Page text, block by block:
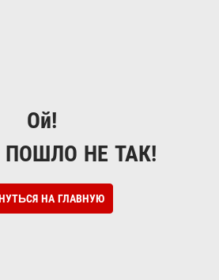
Ой!
ПОШЛО НЕ ТАК!
НА ГЛАВНУЮ